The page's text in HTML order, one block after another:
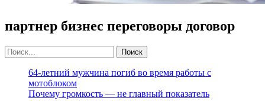
партнер бизнес переговоры договор
64-летний мужчина погиб во время работы с
мотоблоком
Почему громкость — не главный показатель